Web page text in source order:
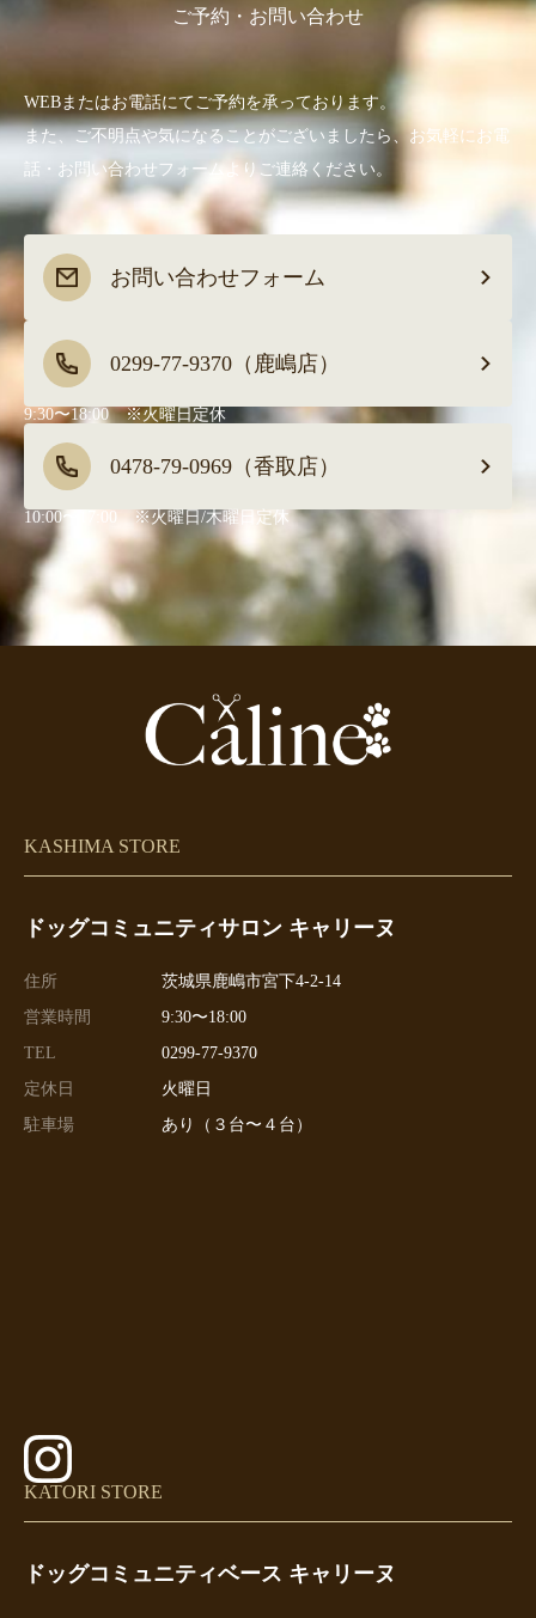
ご予約・お問い合わせ
WEBまたはお電話にてご予約を承っております。
また、ご不明点や気になることがございましたら、お気軽にお電
話・お問い合わせフォームよりご連絡ください。
お問い合わせフォーム
0299-77-9370（鹿嶋店）
9:30〜18:00 ※火曜日定休
0478-79-0969（香取店）
10:00〜17:00 ※火曜日/木曜日定休
KASHIMA STORE
ドッグコミュニティサロン キャリーヌ
住所
茨城県鹿嶋市宮下4-2-14
営業時間
9:30〜18:00
TEL
0299-77-9370
定休日
火曜日
駐車場
あり（３台〜４台）
KATORI STORE
ドッグコミュニティベース キャリーヌ